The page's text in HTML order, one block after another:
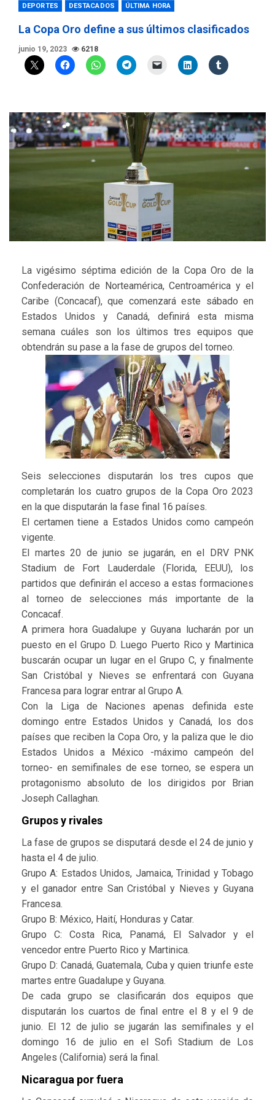
DEPORTES DESTACADOS ÚLTIMA HORA
La Copa Oro define a sus últimos clasificados
junio 19, 2023 6218
La vigésimo séptima edición de la Copa Oro de la
Confederación de Norteamérica, Centroamérica y el
Caribe (Concacaf), que comenzará este sábado en
Estados Unidos y Canadá, definirá esta misma
semana cuáles son los últimos tres equipos que
obtendrán su pase a la fase de grupos del torneo.
Seis selecciones disputarán los tres cupos que
completarán los cuatro grupos de la Copa Oro 2023
en la que disputarán la fase final 16 países.
El certamen tiene a Estados Unidos como campeón
vigente.
El martes 20 de junio se jugarán, en el DRV PNK
Stadium de Fort Lauderdale (Florida, EEUU), los
partidos que definirán el acceso a estas formaciones
al torneo de selecciones más importante de la
Concacaf.
A primera hora Guadalupe y Guyana lucharán por un
puesto en el Grupo D. Luego Puerto Rico y Martinica
buscarán ocupar un lugar en el Grupo C, y finalmente
San Cristóbal y Nieves se enfrentará con Guyana
Francesa para lograr entrar al Grupo A.
Con la Liga de Naciones apenas definida este
domingo entre Estados Unidos y Canadá, los dos
países que reciben la Copa Oro, y la paliza que le dio
Estados Unidos a México -máximo campeón del
torneo- en semifinales de ese torneo, se espera un
protagonismo absoluto de los dirigidos por Brian
Joseph Callaghan.
Grupos y rivales
La fase de grupos se disputará desde el 24 de junio y
hasta el 4 de julio.
Grupo A: Estados Unidos, Jamaica, Trinidad y Tobago
y el ganador entre San Cristóbal y Nieves y Guyana
Francesa.
Grupo B: México, Haití, Honduras y Catar.
Grupo C: Costa Rica, Panamá, El Salvador y el
vencedor entre Puerto Rico y Martinica.
Grupo D: Canadá, Guatemala, Cuba y quien triunfe este
martes entre Guadalupe y Guyana.
De cada grupo se clasificarán dos equipos que
disputarán los cuartos de final entre el 8 y el 9 de
junio. El 12 de julio se jugarán las semifinales y el
domingo 16 de julio en el Sofi Stadium de Los
Angeles (California) será la final.
Nicaragua por fuera